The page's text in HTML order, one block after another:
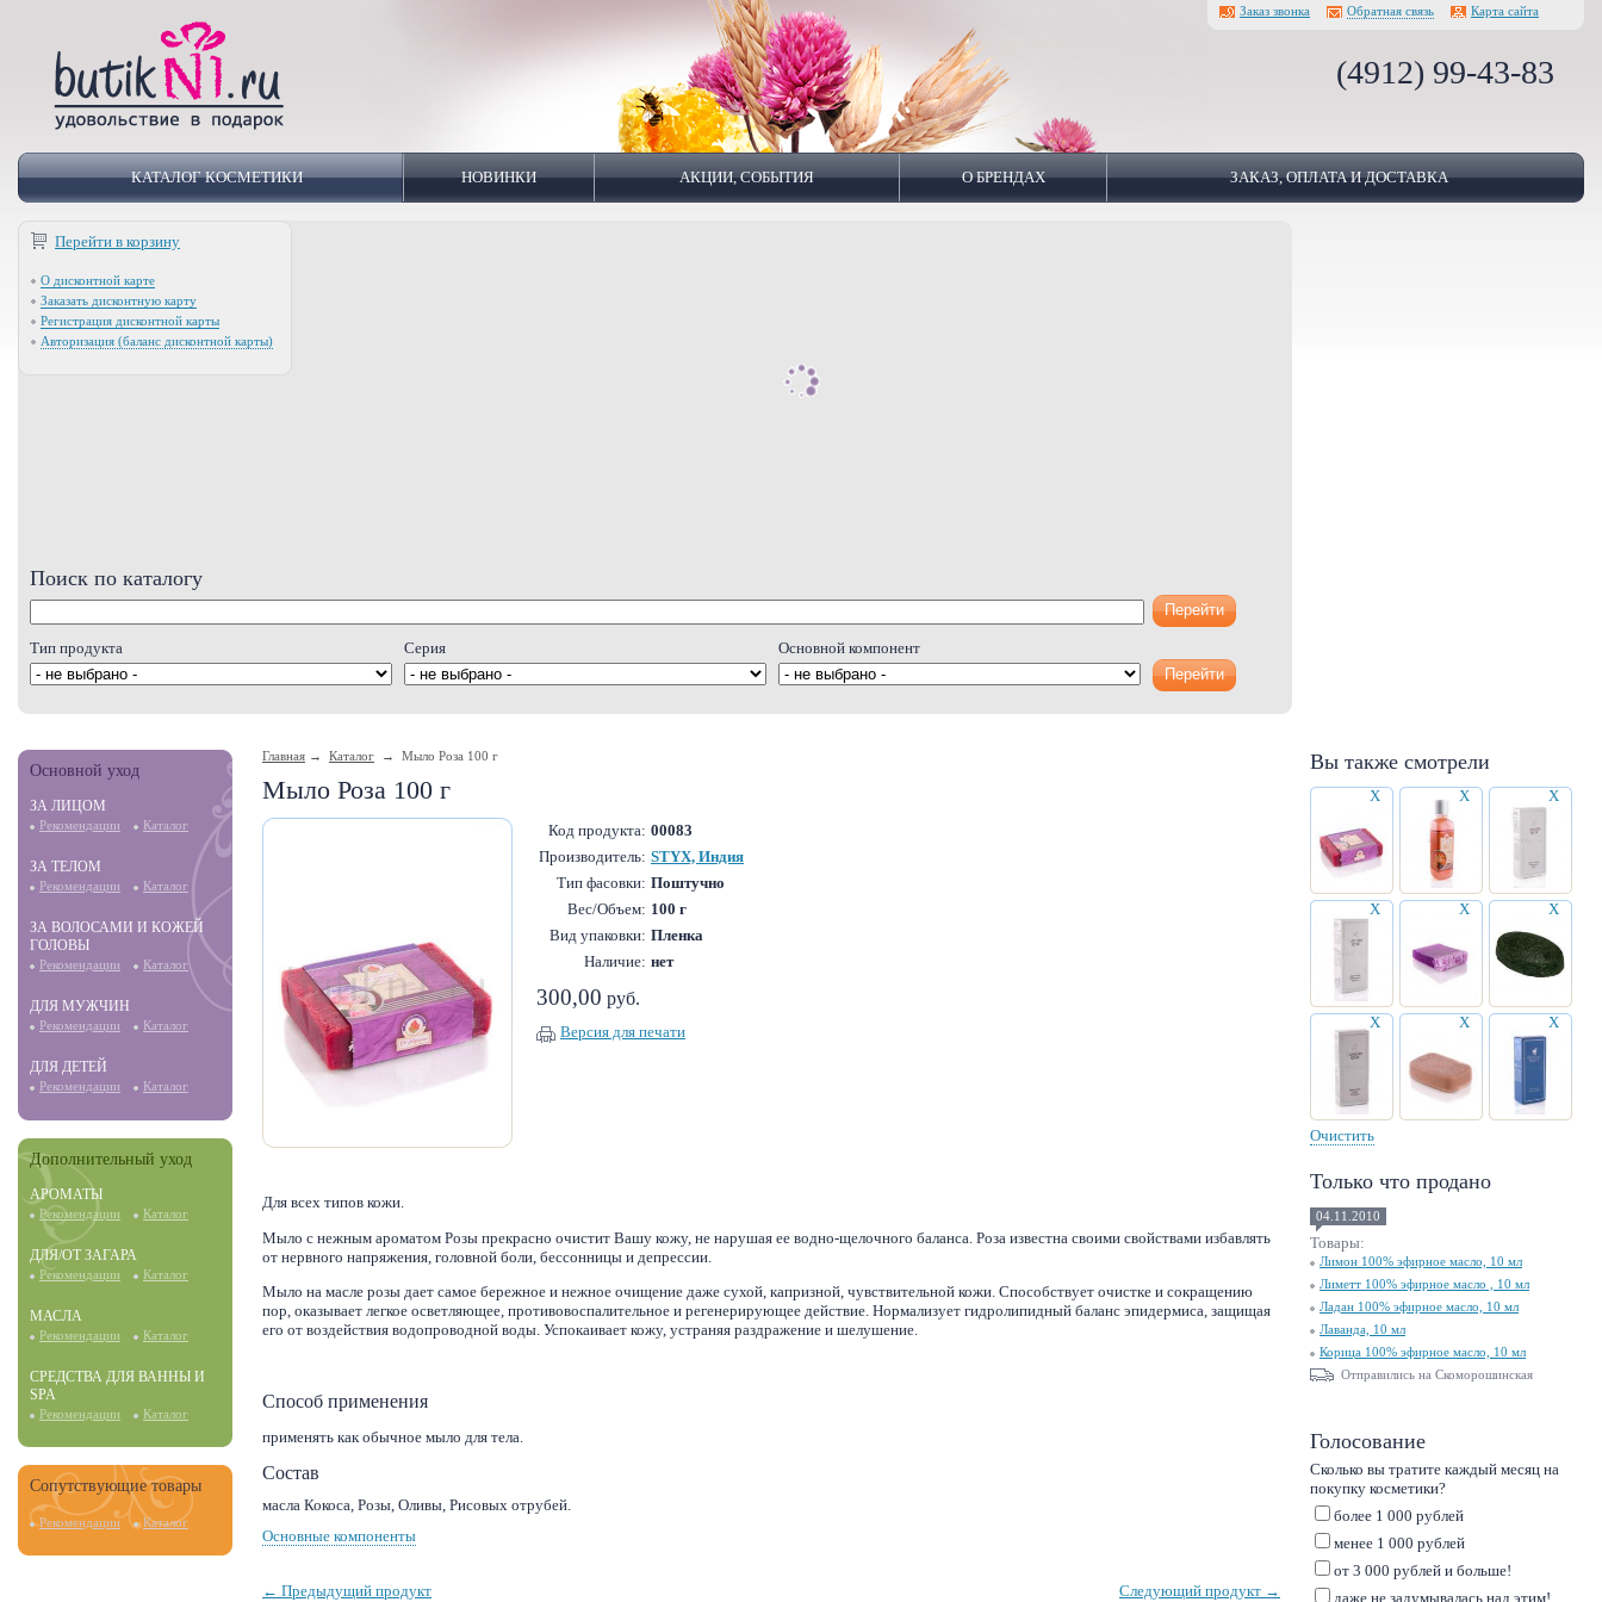
Заказ звонка Обратная связь Карта сайта
(4912) 99-43-83
КАТАЛОГ КОСМЕТИКИ НОВИНКИ АКЦИИ, СОБЫТИЯ О БРЕНДАХ ЗАКАЗ, ОПЛАТА И ДОСТАВКА
Перейти в корзину
О дисконтной карте
Заказать дисконтную карту
Регистрация дисконтной карты
Авторизация (баланс дисконтной карты)
Поиск по каталогу
Тип продукта Серия Основной компонент
Основной уход
ЗА ЛИЦОМ
Рекомендации Каталог
ЗА ТЕЛОМ
Рекомендации Каталог
ЗА ВОЛОСАМИ И КОЖЕЙ
ГОЛОВЫ
Рекомендации Каталог
ДЛЯ МУЖЧИН
Рекомендации Каталог
ДЛЯ ДЕТЕЙ
Рекомендации Каталог
Дополнительный уход
АРОМАТЫ
Рекомендации Каталог
ДЛЯ/ОТ ЗАГАРА
Рекомендации Каталог
МАСЛА
Рекомендации Каталог
СРЕДСТВА ДЛЯ ВАННЫ И
SPA
Рекомендации Каталог
Сопутствующие товары
Рекомендации Каталог
Главная → Каталог → Мыло Роза 100 г
Мыло Роза 100 г
Код продукта: 00083
Производитель: STYX, Индия
Тип фасовки: Поштучно
Вес/Объем: 100 г
Вид упаковки: Пленка
Наличие: нет
300,00 руб.
Версия для печати
Для всех типов кожи.
Мыло с нежным ароматом Розы прекрасно очистит Вашу кожу, не нарушая ее водно-щелочного баланса. Роза известна своими свойствами избавлять
от нервного напряжения, головной боли, бессонницы и депрессии.
Мыло на масле розы дает самое бережное и нежное очищение даже сухой, капризной, чувствительной кожи. Способствует очистке и сокращению
пор, оказывает легкое осветляющее, противовоспалительное и регенерирующее действие. Нормализует гидролипидный баланс эпидермиса, защищая
его от воздействия водопроводной воды. Успокаивает кожу, устраняя раздражение и шелушение.
Способ применения
применять как обычное мыло для тела.
Состав
масла Кокоса, Розы, Оливы, Рисовых отрубей.
Основные компоненты
← Предыдущий продукт
Следующий продукт →
Вы также смотрели
X X X
X X X
X X X
Очистить
Только что продано
04.11.2010
Товары:
Лимон 100% эфирное масло, 10 мл
Лиметт 100% эфирное масло , 10 мл
Ладан 100% эфирное масло, 10 мл
Лаванда, 10 мл
Корица 100% эфирное масло, 10 мл
Отправились на Скоморошинская
Голосование
Сколько вы тратите каждый месяц на
покупку косметики?
более 1 000 рублей
менее 1 000 рублей
от 3 000 рублей и больше!
даже не задумывалась над этим!